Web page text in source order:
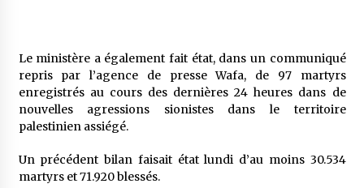
En service à partir du 1er août prochain :
Lancement de la plateforme numérique dédiée
à l’importation
1 semaine ago
Affaires religieuses : Ouverture des
candidatures au concours du Prix national du
Le ministère a également fait état, dans un communiqué
repris par l’agence de presse Wafa, de 97 martyrs
enregistrés au cours des dernières 24 heures dans de
nouvelles agressions sionistes dans le territoire
palestinien assiégé.
Un précédent bilan faisait état lundi d’au moins 30.534
martyrs et 71.920 blessés.